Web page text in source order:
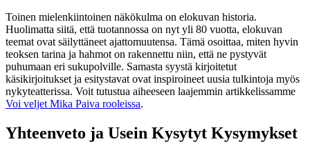
Toinen mielenkiintoinen näkökulma on elokuvan historia.
Huolimatta siitä, että tuotannossa on nyt yli 80 vuotta, elokuvan
teemat ovat säilyttäneet ajattomuutensa. Tämä osoittaa, miten hyvin
teoksen tarina ja hahmot on rakennettu niin, että ne pystyvät
puhumaan eri sukupolville. Samasta syystä kirjoitetut
käsikirjoitukset ja esitystavat ovat inspiroineet uusia tulkintoja myös
nykyteatterissa. Voit tutustua aiheeseen laajemmin artikkelissamme
Voi veljet Mika Paiva rooleissa.
Yhteenveto ja Usein Kysytyt Kysymykset